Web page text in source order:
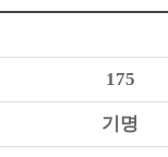
175
기명